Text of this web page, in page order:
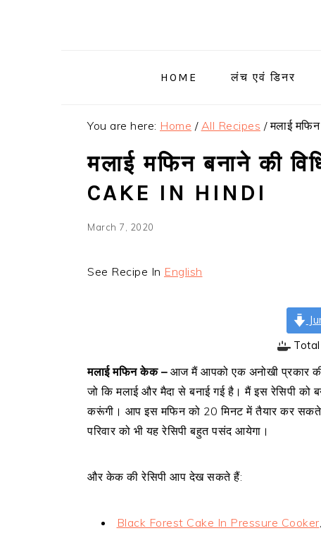
HOME लंच एवं डिनर
You are here: Home / All Recipes /मलाई
मलाई मफिन बनाने की
CAKE IN HINDI
March 7, 2020
See Recipe In English
मलाई मफिन केक –आज मैं आपको एक अनोखी प्रकार की
जो कि मलाई और मैदा से बनाई गई है। मैं इस रेसिपी
करूंगी। आप इस मफिन को 20 मिनट में तैयार कर
परिवार को भी यह रेसिपी बहुत पसंद आयेगा।
और केक की रेसिपी आप देख सकते हैं:
Black Forest Cake In Pressure Cooker,